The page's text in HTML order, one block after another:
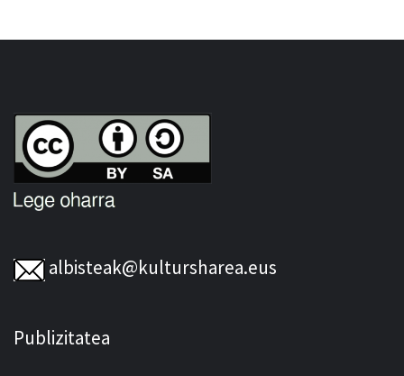
albisteak@kultursharea.eus
Publizitatea